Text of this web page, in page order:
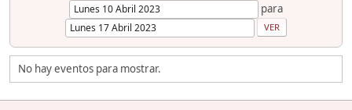
para
No hay eventos para mostrar.